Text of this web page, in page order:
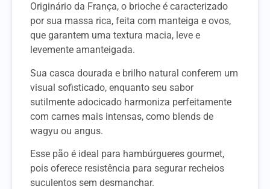
Originário da França, o brioche é caracterizado
por sua massa rica, feita com manteiga e ovos,
que garantem uma textura macia, leve e
levemente amanteigada.
Sua casca dourada e brilho natural conferem um
visual sofisticado, enquanto seu sabor
sutilmente adocicado harmoniza perfeitamente
com carnes mais intensas, como blends de
wagyu ou angus.
Esse pão é ideal para hambúrgueres gourmet,
pois oferece resistência para segurar recheios
suculentos sem desmanchar.